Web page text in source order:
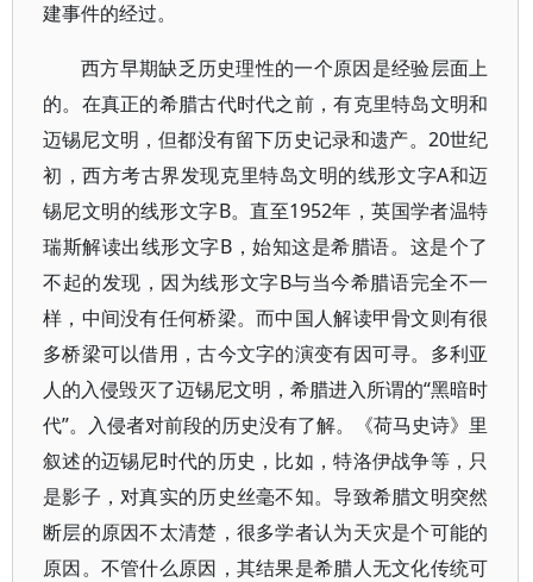
建事件的经过。
西方早期缺乏历史理性的一个原因是经验层面上
的。在真正的希腊古代时代之前，有克里特岛文明和
迈锡尼文明，但都没有留下历史记录和遗产。20世纪
初，西方考古界发现克里特岛文明的线形文字A和迈
锡尼文明的线形文字B。直至1952年，英国学者温特
瑞斯解读出线形文字B，始知这是希腊语。这是个了
不起的发现，因为线形文字B与当今希腊语完全不一
样，中间没有任何桥梁。而中国人解读甲骨文则有很
多桥梁可以借用，古今文字的演变有因可寻。多利亚
人的入侵毁灭了迈锡尼文明，希腊进入所谓的“黑暗时
代”。入侵者对前段的历史没有了解。《荷马史诗》里
叙述的迈锡尼时代的历史，比如，特洛伊战争等，只
是影子，对真实的历史丝毫不知。导致希腊文明突然
断层的原因不太清楚，很多学者认为天灾是个可能的
原因。不管什么原因，其结果是希腊人无文化传统可